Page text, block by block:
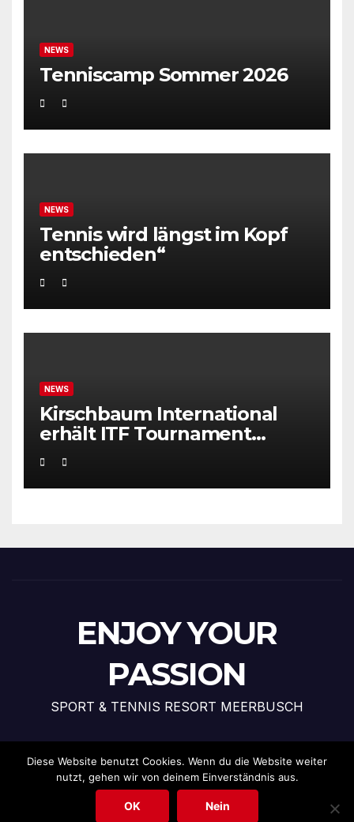
NEWS
Tenniscamp Sommer 2026
NEWS
Tennis wird längst im Kopf
entschieden“
NEWS
Kirschbaum International
erhält ITF Tournament
Recognition Award 2025
ENJOY YOUR
PASSION
SPORT & TENNIS RESORT MEERBUSCH
Stolz präsentiert von WordPress|Theme: News Talk von
Themeansar
Diese Website benutzt Cookies. Wenn du die Website weiter
nutzt, gehen wir von deinem Einverständnis aus.
OK Nein